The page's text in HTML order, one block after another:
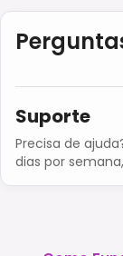
Suporte
Precisa de
dias por